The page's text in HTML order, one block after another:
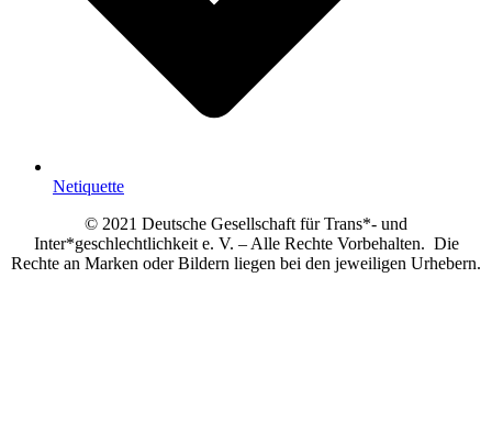
Netiquette
© 2021 Deutsche Gesellschaft für Trans*- und
Inter*geschlechtlichkeit e. V. – Alle Rechte Vorbehalten. Die
Rechte an Marken oder Bildern liegen bei den jeweiligen Urhebern.